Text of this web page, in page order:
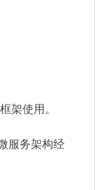
架使用。
服务架构经